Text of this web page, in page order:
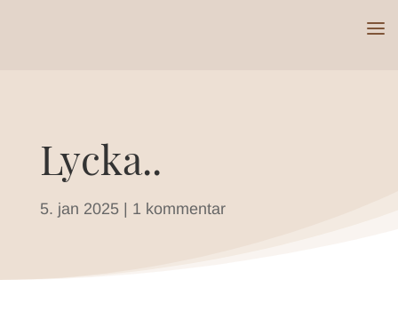
Lycka..
5. jan 2025| 1 kommentar